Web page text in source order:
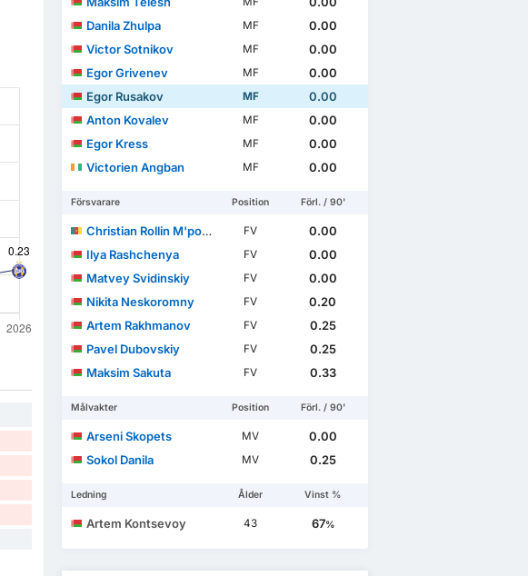
Danila Zhulpa
MF
0.00
Victor Sotnikov
MF
0.00
Egor Grivenev
MF
0.00
Egor Rusakov
MF
0.00
Anton Kovalev
MF
0.00
Egor Kress
MF
0.00
Victorien Angban
MF 0.00
Försvarare Position Förl. / 90'
Christian Rollin M'pomézok Intsoen FV
0.00
Ilya Rashchenya
FV
0.00
Matvey Svidinskiy
FV
0.00
Nikita Neskoromny
FV
0.20
Artem Rakhmanov
FV
0.25
Pavel Dubovskiy
FV
0.25
Maksim Sakuta
FV 0.33
Målvakter Position Förl. / 90'
Arseni Skopets MV
0.00
Sokol Danila
MV 0.25
Ledning Ålder Vinst %
Artem Kontsevoy 43 67%